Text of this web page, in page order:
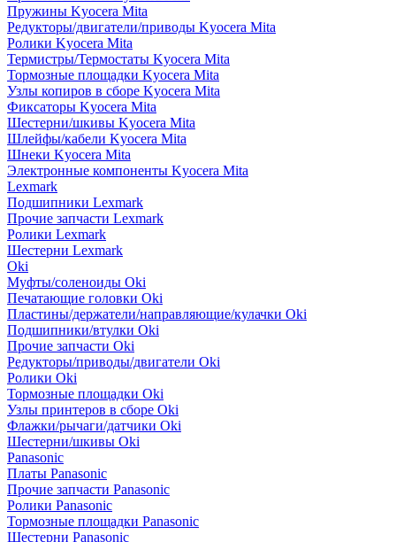
Пружины Kyocera Mita
Редукторы/двигатели/приводы Kyocera Mita
Ролики Kyocera Mita
Термистры/Термостаты Kyocera Mita
Тормозные площадки Kyocera Mita
Узлы копиров в сборе Kyocera Mita
Фиксаторы Kyocera Mita
Шестерни/шкивы Kyocera Mita
Шлейфы/кабели Kyocera Mita
Шнеки Kyocera Mita
Электронные компоненты Kyocera Mita
Lexmark
Подшипники Lexmark
Прочие запчасти Lexmark
Ролики Lexmark
Шестерни Lexmark
Oki
Муфты/соленоиды Oki
Печатающие головки Oki
Пластины/держатели/направляющие/кулачки Oki
Подшипники/втулки Oki
Прочие запчасти Oki
Редукторы/приводы/двигатели Oki
Ролики Oki
Тормозные площадки Oki
Узлы принтеров в сборе Oki
Флажки/рычаги/датчики Oki
Шестерни/шкивы Oki
Panasonic
Платы Panasonic
Прочие запчасти Panasonic
Ролики Panasonic
Тормозные площадки Panasonic
Шестерни Panasonic